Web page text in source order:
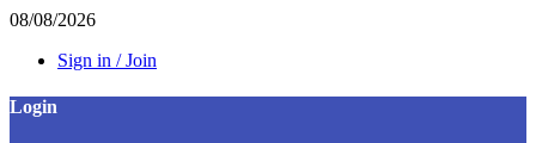
08/08/2026
Sign in / Join
Login